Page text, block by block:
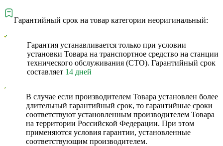
Гарантийный срок на товар категории неоригинальный:
Гарантия устанавливается только при условии
установки Товара на транспортное средство на станции
технического обслуживания (СТО). Гарантийный срок
составляет 14 дней
В случае если производителем Товара установлен более
длительный гарантийный срок, то гарантийные сроки
соответствуют установленным производителем Товара
на территории Российской Федерации. При этом
применяются условия гарантии, установленные
соответствующим производителем.